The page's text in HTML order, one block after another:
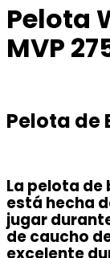
Pelota
MVP
Pelota de
La pelota de
está hecha
jugar
de caucho
excelente